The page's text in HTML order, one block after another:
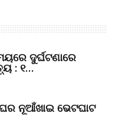
ଦୁର୍ଘଟଣାରେ
: ୧…
ନୂଆଁଖାଇ ଭେଟଘାଟ